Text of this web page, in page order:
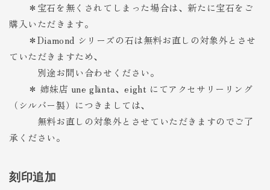
＊宝石を無くされてしまった場合は、新たに宝石をご
購入いただきます。
＊Diamond シリーズの石は無料お直しの対象外とさせ
ていただきますため、
別途お問い合わせください。
＊ 姉妹店 une glänta、eight にてアクセサリーリング
（シルバー製）につきましては、
無料お直しの対象外とさせていただきますのでご了
承ください。
刻印追加